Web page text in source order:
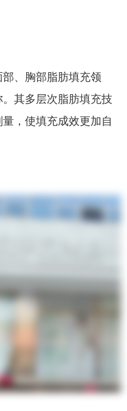
、胸部脂肪填充领
其多层次脂肪填充技
，使填充成效更加自